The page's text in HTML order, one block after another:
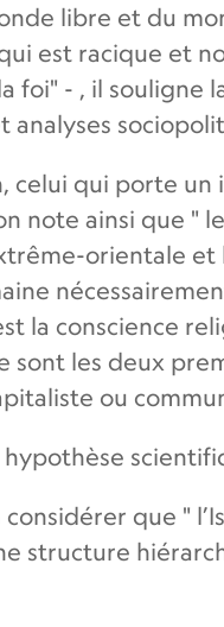
libre et du
est racique et
foi" - , il
analyses
qui porte un
note ainsi que "
orientale
la conscience
les deux
ou
que "
structure